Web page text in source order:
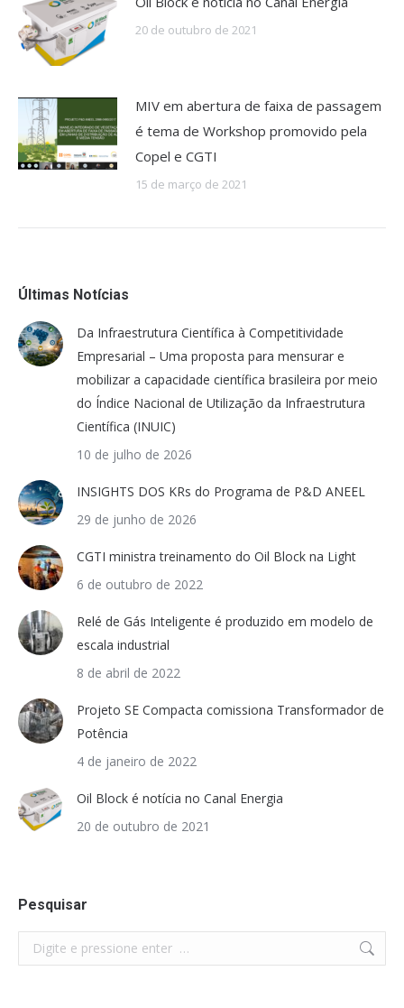
20 de outubro de 2021
MIV em abertura de faixa de passagem
é tema de Workshop promovido pela
Copel e CGTI
15 de março de 2021
Últimas Notícias
Da Infraestrutura Científica à Competitividade
Empresarial – Uma proposta para mensurar e
mobilizar a capacidade científica brasileira por meio
do Índice Nacional de Utilização da Infraestrutura
Científica (INUIC)
10 de julho de 2026
INSIGHTS DOS KRs do Programa de P&D ANEEL
29 de junho de 2026
CGTI ministra treinamento do Oil Block na Light
6 de outubro de 2022
Relé de Gás Inteligente é produzido em modelo de
escala industrial
8 de abril de 2022
Projeto SE Compacta comissiona Transformador de
Potência
4 de janeiro de 2022
Oil Block é notícia no Canal Energia
20 de outubro de 2021
Pesquisar
Search: